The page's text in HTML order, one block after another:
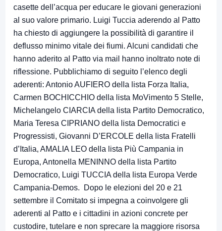
casette dell’acqua per educare le giovani generazioni
al suo valore primario. Luigi Tuccia aderendo al Patto
ha chiesto di aggiungere la possibilità di garantire il
deflusso minimo vitale dei fiumi. Alcuni candidati che
hanno aderito al Patto via mail hanno inoltrato note di
riflessione. Pubblichiamo di seguito l’elenco degli
aderenti: Antonio AUFIERO della lista Forza Italia,
Carmen BOCHICCHIO della lista MoVimento 5 Stelle,
Michelangelo CIARCIA della lista Partito Democratico,
Maria Teresa CIPRIANO della lista Democratici e
Progressisti, Giovanni D’ERCOLE della lista Fratelli
d’Italia, AMALIA LEO della lista Più Campania in
Europa, Antonella MENINNO della lista Partito
Democratico, Luigi TUCCIA della lista Europa Verde
Campania-Demos. Dopo le elezioni del 20 e 21
settembre il Comitato si impegna a coinvolgere gli
aderenti al Patto e i cittadini in azioni concrete per
custodire, tutelare e non sprecare la maggiore risorsa